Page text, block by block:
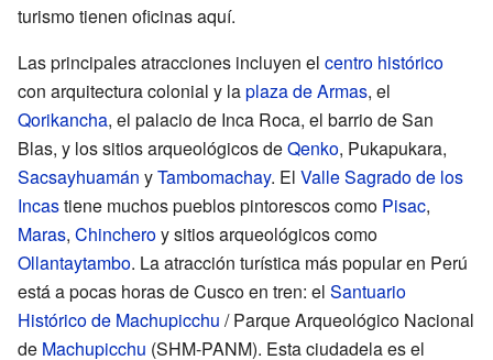
turismo tienen oficinas aquí.
Las principales atracciones incluyen el centro histórico
con arquitectura colonial y laplaza de Armas, el
Qorikancha, el palacio de Inca Roca, el barrio de San
Blas, y los sitios arqueológicos deQenko, Pukapukara,
Sacsayhuamán yTambomachay. El Valle Sagrado de los
Incastiene muchos pueblos pintorescos como Pisac,
Maras, Chincheroy sitios arqueológicos como
Ollantaytambo. La atracción turística más popular en Perú
está a pocas horas de Cusco en tren: el Santuario
Histórico de Machupicchu / Parque Arqueológico Nacional
de Machupicchu (SHM-PANM). Esta ciudadela es el